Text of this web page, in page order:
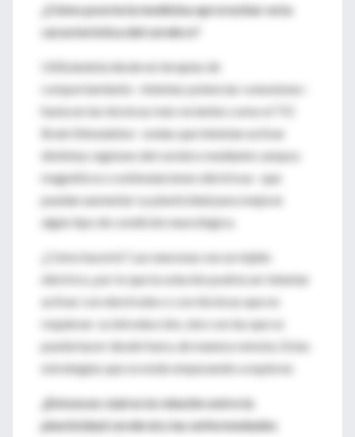
¿Cómo pooría la medicina aprovechar esta
característica del cerebro?
Utilizándola desde en terapias de
comportamiento –intentar potenciar conexiones–
hasta en las técnicas más recientes como el TIC
Brain Stimulation –ondas que intentan activar
distintas regiones del cerebro mediante campos
magnéticos o estimulaciones eléctricas– que
puedan aumentar su plasticidad para mejorar
algún tipo de condición neurológica.
¿Cómo hacerlo? Las neuronas son un tejido
eléctrico, por lo que la solución podría ser intentar
activar con electrodos o con técnicas que no
requieran su introducción, sino con las que se
pueda hacer desde fuera, de manera remota. Estas
estrategias que se están empezando a explorar.
¿Entonces cúal es la relación entre la
plasticidad cerebral y las enfermedades